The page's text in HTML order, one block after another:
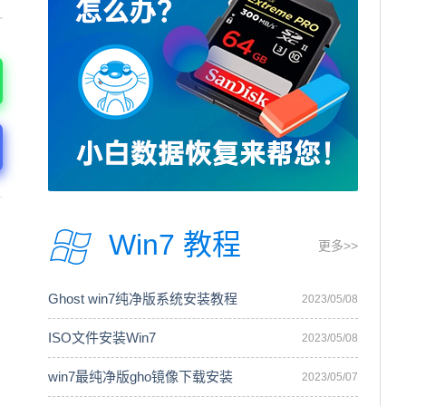
Win7 教程 更多>>
Ghost win7纯净版系统安装教程 2023/05/08
ISO文件安装Win7 2023/05/08
win7最纯净版gho镜像下载安装 2023/05/07